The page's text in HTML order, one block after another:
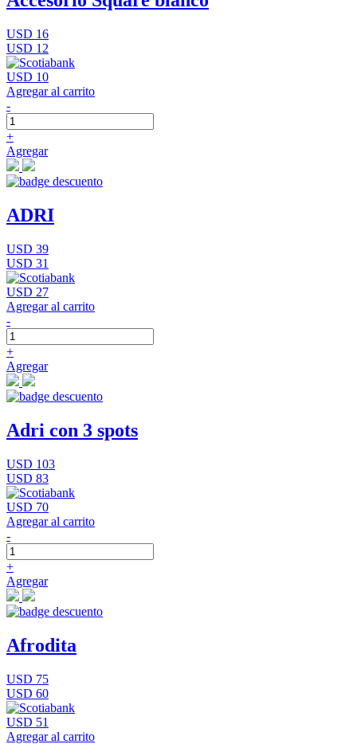
USD 16
USD 12
USD 10
Agregar al carrito
-
+
Agregar
ADRI
USD 39
USD 31
USD 27
Agregar al carrito
-
+
Agregar
Adri con 3 spots
USD 103
USD 83
USD 70
Agregar al carrito
-
+
Agregar
Afrodita
USD 75
USD 60
USD 51
Agregar al carrito